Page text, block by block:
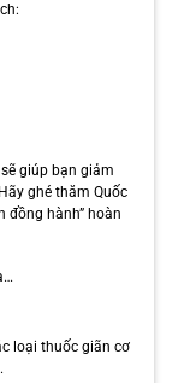
giúp bạn giảm
ghé thăm Quốc
đồng hành” hoàn
loại thuốc giãn cơ